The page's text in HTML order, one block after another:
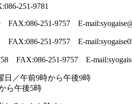
251-9781
FAX:086-251-9757 E-
FAX:086-251-9757 E-
FAX:086-251-9757 E-
日／午前9時から午後9時
ら午後5時